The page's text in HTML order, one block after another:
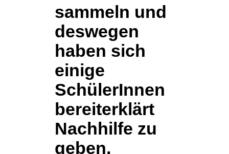
sammeln und
deswegen
haben sich
einige
SchülerInnen
bereiterklärt
Nachhilfe zu
geben.